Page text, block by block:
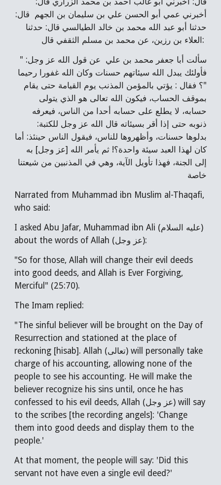
أخبرني عمي أبو الحسن علي بن سليمان بن الجهم قال:
حدثنا أبو عبد الله محمد بن خالد الطيالسي قال: حدثنا
العلاء بن رزين، عن محمد بن مسلم الثقفي قال:
سألت أبا جعفر محمد بن علي عن قول الله عز وجل: "
فأولئك يبدل الله سيئاتهم حسنات وكان الله غفورا رحيما
"؟ فقال : يؤتي بالمؤمن المذنب يوم القيامة حتى يقام
بموقف الحساب، فيكون الله تعالى هو الذي يتولى
حسابه، لا يطلع على حسابه أحدا من الناس، فيعرفه
ذنوبه حتى إذا أقر بسيئاته قال الله عز وجل للكتبة:
بدلوها حسنات، وأظهروها للناس، فيقول الناس حينئذ: أما
كان لهذا العبد سيئة واحدة؟! ثم يأمر الله [عز وجل] به
إلى الجنة، فهذا تأويل الآية، وهي في المذنبين من شيعتنا
خاصة
Narrated from Muhammad ibn Muslim al-Thaqafi,
who said:
I asked Abu Jafar, Muhammad ibn Ali (عليه السلام)
about the words of Allah (عز وجل):
"So for those, Allah will change their evil deeds
into good deeds, and Allah is Ever Forgiving,
Merciful" (25:70).
The Imam replied:
"The sinful believer will be brought on the Day of
Resurrection and stationed at the place of
reckoning [hisab]. Allah (تعالى) will personally take
charge of his accounting, allowing none of the
people to see his accounting. He will make the
believer recognize his sins until, once he has
confessed to his evil deeds, Allah (عز وجل) will say
to the scribes [the recording angels]: 'Change
them into good deeds and display them to the
people.'
At that moment, the people will say: 'Did this
servant not have even a single evil deed?'